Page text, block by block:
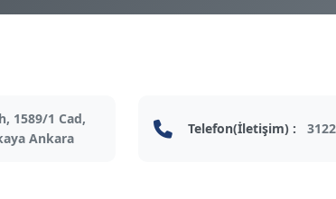
1589/1 Cad,
Ankara
Telefon(İletişim) :